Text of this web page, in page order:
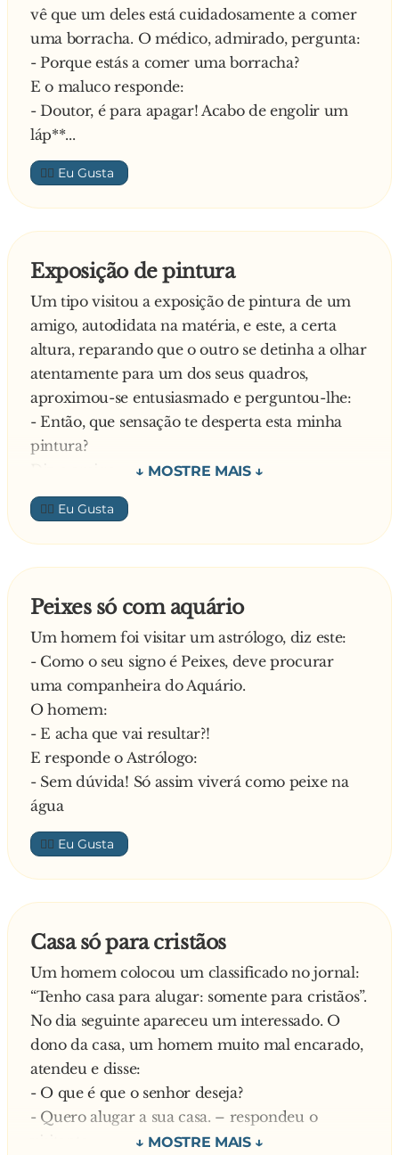
vê que um deles está cuidadosamente a comer
uma borracha. O médico, admirado, pergunta:
- Porque estás a comer uma borracha?
E o maluco responde:
- Doutor, é para apagar! Acabo de engolir um
láp**...
👍🏼
Exposição de pintura
Um tipo visitou a exposição de pintura de um
amigo, autodidata na matéria, e este, a certa
altura, reparando que o outro se detinha a olhar
atentamente para um dos seus quadros,
aproximou-se entusiasmado e perguntou-lhe:
- Então, que sensação te desperta esta minha
pintura?
- Faz-me crescer água na boca
Admirado, pergunta o pintor:
- Um pôr do sol faz-te crescer água na boca?!
Responde o amigo:
—
👍🏼
Peixes só com aquário
Um homem foi visitar um astrólogo, diz este:
- Como o seu signo é Peixes, deve procurar
uma companheira do Aquário.
O homem:
- E acha que vai resultar?!
E responde o Astrólogo:
- Sem dúvida! Só assim viverá como peixe na
água
👍🏼
Casa só para cristãos
Um homem colocou um classificado no jornal:
“Tenho casa para alugar: somente para cristãos”.
No dia seguinte apareceu um interessado. O
dono da casa, um homem muito mal encarado,
atendeu e disse:
- O que é que o senhor deseja?
- Quero alugar a sua casa. – respondeu o